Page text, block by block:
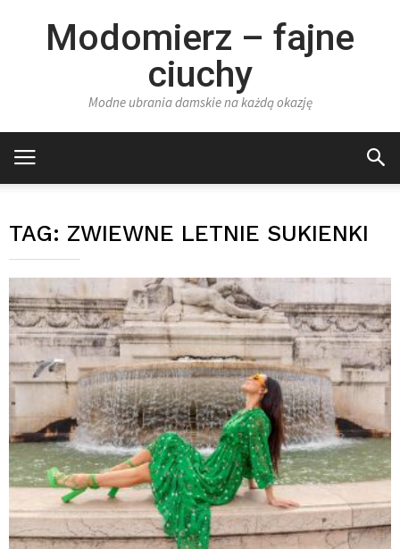
Modomierz – fajne
ciuchy
Modne ubrania damskie na każdą okazję
TAG: ZWIEWNE LETNIE SUKIENKI